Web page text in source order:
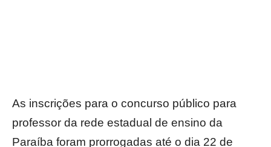
As inscrições para o concurso público para
professor da rede estadual de ensino da
Paraíba foram prorrogadas até o dia 22 de